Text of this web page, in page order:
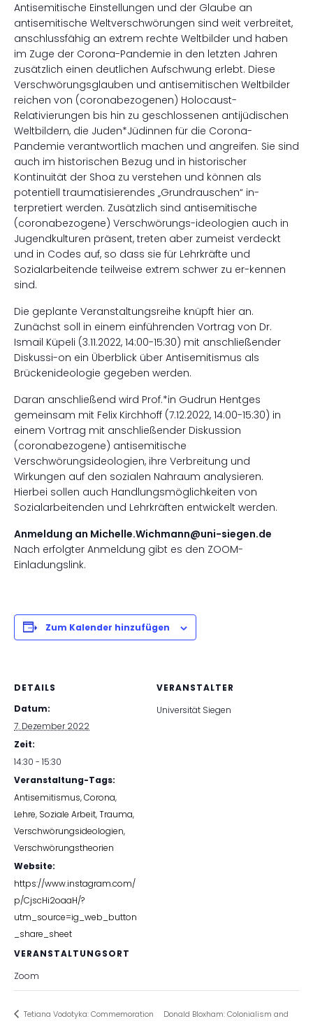
Antisemitische Einstellungen und der Glaube an
antisemitische Weltverschwörungen sind weit verbreitet,
anschlussfähig an extrem rechte Weltbilder und haben
im Zuge der Corona-Pandemie in den letzten Jahren
zusätzlich einen deutlichen Aufschwung erlebt. Diese
Verschwörungsglauben und antisemitischen Weltbilder
reichen von (coronabezogenen) Holocaust-
Relativierungen bis hin zu geschlossenen antijüdischen
Weltbildern, die Juden*Jüdinnen für die Corona-
Pandemie verantwortlich machen und angreifen. Sie sind
auch im historischen Bezug und in historischer
Kontinuität der Shoa zu verstehen und können als
potentiell traumatisierendes „Grundrauschen“ in-
terpretiert werden. Zusätzlich sind antisemitische
(coronabezogene) Verschwörungs-ideologien auch in
Jugendkulturen präsent, treten aber zumeist verdeckt
und in Codes auf, so dass sie für Lehrkräfte und
Sozialarbeitende teilweise extrem schwer zu er-kennen
sind.
Die geplante Veranstaltungsreihe knüpft hier an.
Zunächst soll in einem einführenden Vortrag von Dr.
Ismail Küpeli (3.11.2022, 14:00-15:30) mit anschließender
Diskussi-on ein Überblick über Antisemitismus als
Brückenideologie gegeben werden.
Daran anschließend wird Prof.*in Gudrun Hentges
gemeinsam mit Felix Kirchhoff (7.12.2022, 14:00-15:30) in
einem Vortrag mit anschließender Diskussion
(coronabezogene) antisemitische
Verschwörungsideologien, ihre Verbreitung und
Wirkungen auf den sozialen Nahraum analysieren.
Hierbei sollen auch Handlungsmöglichkeiten von
Sozialarbeitenden und Lehrkräften entwickelt werden.
Anmeldung an Michelle.Wichmann@uni-siegen.de
Nach erfolgter Anmeldung gibt es den ZOOM-
Einladungslink.
Zum Kalender hinzufügen
DETAILS
Datum:
7. Dezember 2022
Zeit:
14:30 - 15:30
Veranstaltung-Tags:
Antisemitismus,Corona,
Lehre, Soziale Arbeit,Trauma,
Verschwörungsideologien,
Verschwörungstheorien
Website:
https://www.instagram.com/
p/CjscHi2oaaH/?
utm_source=ig_web_button
_share_sheet
VERANSTALTUNGSORT
Zoom
VERANSTALTER
Universität Siegen
Tetiana Vodotyka: Commemoration Donald Bloxham: Colonialism and